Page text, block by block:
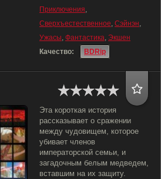
Приключения,
Сверхъестественное, Сэйнэн,
Ужасы, Фантастика, Экшен
Качество:
BDRip
Эта короткая история
рассказывает о сражении
между чудовищем, которое
убивает членов
императорской семьи, и
загадочным белым медведем,
вставшим на их защиту.